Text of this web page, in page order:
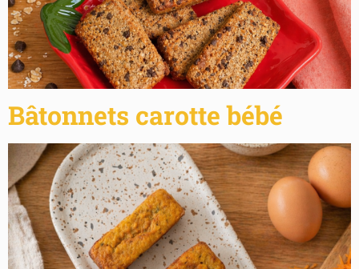
Bâtonnets carotte bébé